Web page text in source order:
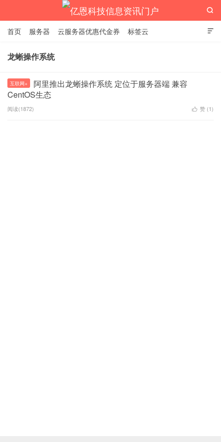
亿恩科技信息资讯门户

首页 服务器 云服务器优惠代金券 标签云

龙蜥操作系统
互联网+
阿里推出龙蜥操作系统 定位于服务器端 兼容
CentOS生态
阅读(1872)  赞 (1)